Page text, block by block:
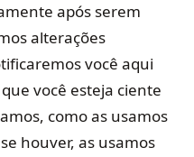
após serem
alterações
você aqui
você esteja ciente
como as usamos
houver, as usamos